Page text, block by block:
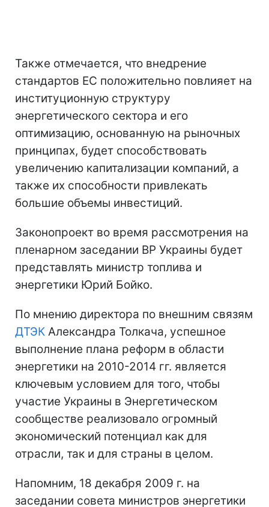
Также отмечается, что внедрение
стандартов ЕС положительно повлияет на
институционную структуру
энергетического сектора и его
оптимизацию, основанную на рыночных
принципах, будет способствовать
увеличению капитализации компаний, а
также их способности привлекать
большие объемы инвестиций.
Законопроект во время рассмотрения на
пленарном заседании ВР Украины будет
представлять министр топлива и
энергетики Юрий Бойко.
По мнению директора по внешним связям
ДТЭК Александра Толкача, успешное
выполнение плана реформ в области
энергетики на 2010-2014 гг. является
ключевым условием для того, чтобы
участие Украины в Энергетическом
сообществе реализовало огромный
экономический потенциал как для
отрасли, так и для страны в целом.
Напомним, 18 декабря 2009 г. на
заседании совета министров энергетики